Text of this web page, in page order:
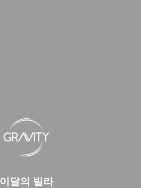
이달의 빌라